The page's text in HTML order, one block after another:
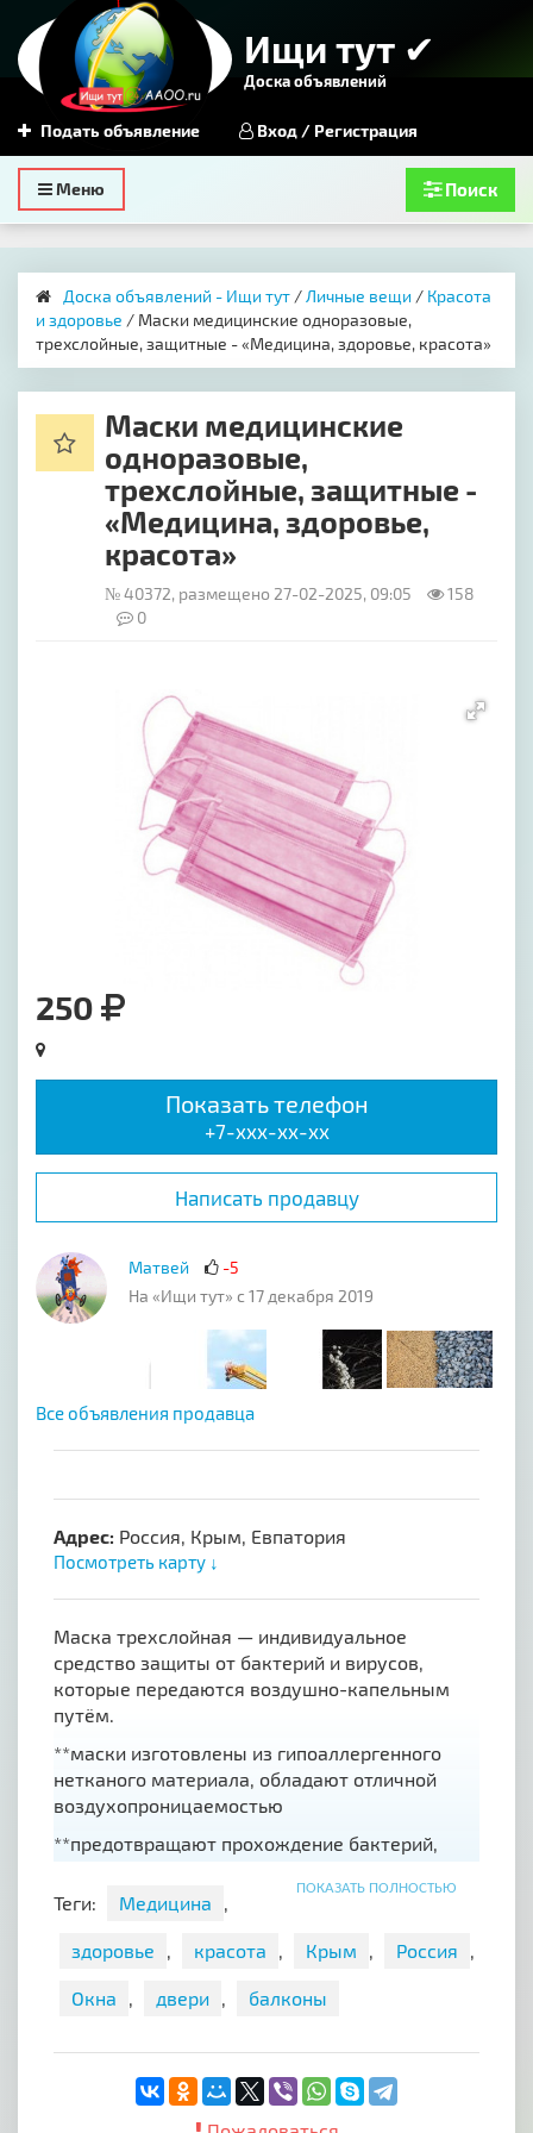
Ищи тут ✔
Доска объявлений
Подать объявление Вход / Регистрация
Toggle
navigation
Меню Поиск
Доска объявлений - Ищи тут /Личные вещи / Красота
и здоровье / Маски медицинские одноразовые,
трехслойные, защитные - «Медицина, здоровье, красота»
Маски медицинские
одноразовые,
трехслойные, защитные -
«Медицина, здоровье,
красота»
№ 40372, размещено 27-02-2025, 09:05
158
0
250
Показать телефон
+7-xxx-xx-xx
Написать продавцу
Матвей
-5
На «Ищи тут» с 17 декабря 2019
Все объявления продавца
Адрес: Россия, Крым, Евпатория
Посмотреть карту ↓
Маска трехслойная — индивидуальное
средство защиты от бактерий и вирусов,
которые передаются воздушно-капельным
путём.
**маски изготовлены из гипоаллергенного
нетканого материала, обладают отличной
воздухопроницаемостью
**предотвращают прохождение бактерий,
процесса
мягкие, без запаха, не раздражают
разработанный под любой тип и форму лица,
обеспечивает фиксацию маски вокруг рта и
ПОКАЗАТЬ ПОЛНОСТЬЮ
Теги: Медицина ,
здоровье , красота , Крым , Россия ,
Окна , двери , балконы